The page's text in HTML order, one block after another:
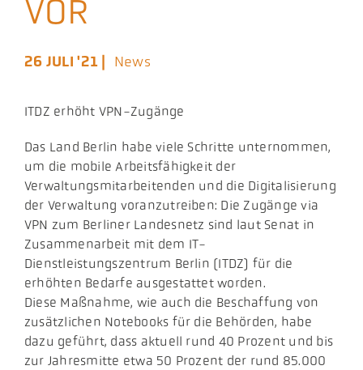
VOR
26 JULI '21 | News
ITDZ erhöht VPN-Zugänge
Das Land Berlin habe viele Schritte unternommen,
um die mobile Arbeitsfähigkeit der
Verwaltungsmitarbeitenden und die Digitalisierung
der Verwaltung voranzutreiben: Die Zugänge via
VPN zum Berliner Landesnetz sind laut Senat in
Zusammenarbeit mit dem IT-
Dienstleistungszentrum Berlin (ITDZ) für die
erhöhten Bedarfe ausgestattet worden.
Diese Maßnahme, wie auch die Beschaffung von
zusätzlichen Notebooks für die Behörden, habe
dazu geführt, dass aktuell rund 40 Prozent und bis
zur Jahresmitte etwa 50 Prozent der rund 85.000